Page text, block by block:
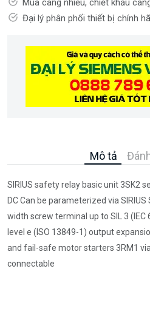
Mua càng nhiều, chiết khấu
Đại lý phân phối thiết bị chính
Mô tả
SIRIUS safety relay basic unit 3SK2
DC Can be parameterized via SIRIUS
width screw terminal up to SIL 3
level e (ISO 13849-1) output
and fail-safe motor starters 3RM1
connectable